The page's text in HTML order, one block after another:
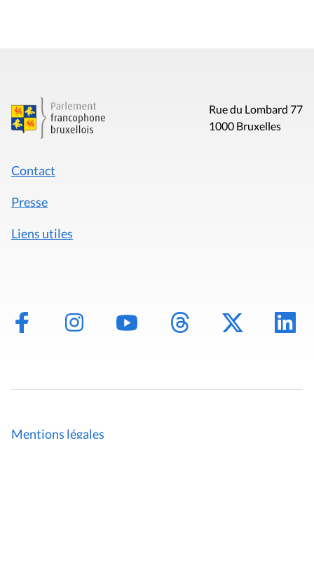
Rue du Lombard 77
1000 Bruxelles
Contact
Presse
Liens utiles
Mentions légales